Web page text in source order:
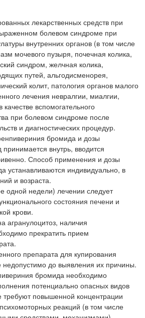
лекарственных средств при
болевом синдроме при
внутренних органов (в том числе
мочевого пузыря, почечная колика,
синдром, желчная колика,
путей, альгодисменорея,
колит, патология органов малого
лечения невралгии, миалгии,
вспомогательного
при болевом синдроме после
и диагностических процедур.
бромида и дозы
внутрь, вводится
Способ применения и дозы
устанавливаются индивидуально, в
и возраста.
одной недели) лечении следует
состояния печени и
крови.
агранулоцитоз, наличия
прекратить прием
препарата для купирования
недопустимо до выявления их причины.
бромида необходимо
потенциально опасных видов
требуют повышенной концентрации
реакций (в том числе